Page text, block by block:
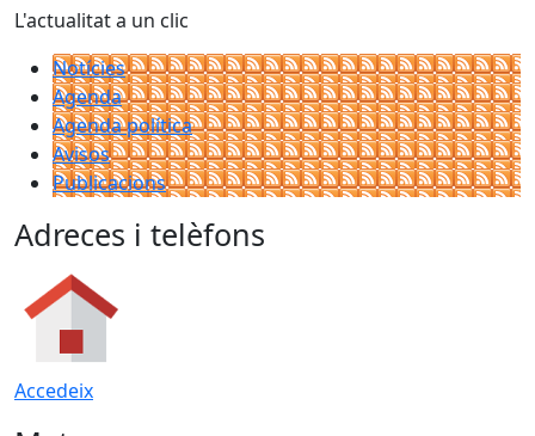
L'actualitat a un clic
Notícies
Agenda
Agenda política
Avisos
Publicacions
Adreces i telèfons
Accedeix